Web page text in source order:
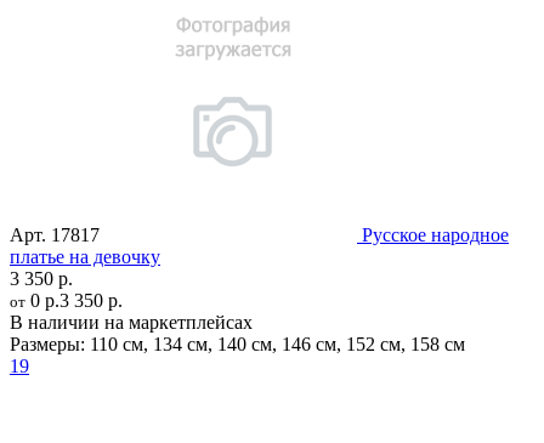
Арт. 17817
Русское народное
платье на девочку
3 350 р.
от 0 р.3 350 р.
В наличии на маркетплейсах
Размеры: 110 см, 134 см, 140 см, 146 см, 152 см, 158 см
19